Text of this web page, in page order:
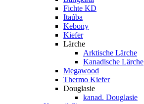
Fichte KD
Itaúba
Kebony
Kiefer
Lärche
Arktische Lärche
Kanadische Lärche
Megawood
Thermo Kiefer
Douglasie
kanad. Douglasie